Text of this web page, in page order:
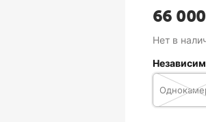
66 000
Нет в